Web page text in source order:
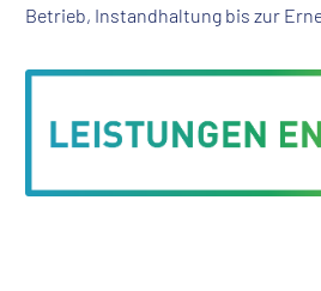
Betrieb, Instandhaltung bis zur